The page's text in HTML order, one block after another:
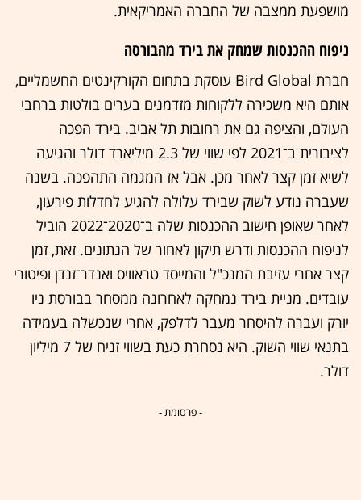
מושפעת ממצבה של החברה האמריקאית.
ניפוח ההכנסות שמחק את בירד מהבורסה
חברת Bird Global עוסקת בתחום הקורקינטים החשמליים,
אותם היא משכירה ללקוחות מזדמנים בערים בולטות ברחבי
העולם, והציפה גם את רחובות תל אביב. בירד הפכה
לציבורית ב־2021 לפי שווי של 2.3 מיליארד דולר והגיעה
לשיא זמן קצר לאחר מכן. אבל אז המגמה התהפכה. בשנה
שעברה נודע לשוק שבירד עלולה להגיע לחדלות פירעון,
לאחר שאופן חישוב ההכנסות שלה ב־2020־2022 הוביל
לניפוח ההכנסות ודרש תיקון לאחור של הנתונים. זאת, זמן
קצר אחרי עזיבת המנכ"ל והמייסד טראוויס ואנדר־זנדן ופיטורי
עובדים. מניית בירד נמחקה לאחרונה ממסחר בבורסת ניו
יורק ועברה להיסחר מעבר לדלפק, אחרי שנכשלה בעמידה
בתנאי שווי השוק. היא נסחרת כעת בשווי זניח של 7 מיליון
דולר.
- פרסומת -